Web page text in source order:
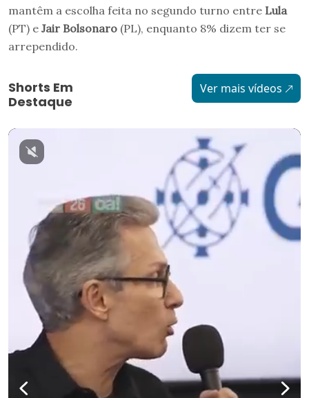
mantêm a escolha feita no segundo turno entre Lula
(PT) e Jair Bolsonaro (PL), enquanto 8% dizem ter se
arrependido.
Shorts Em
Destaque
Ver mais vídeos